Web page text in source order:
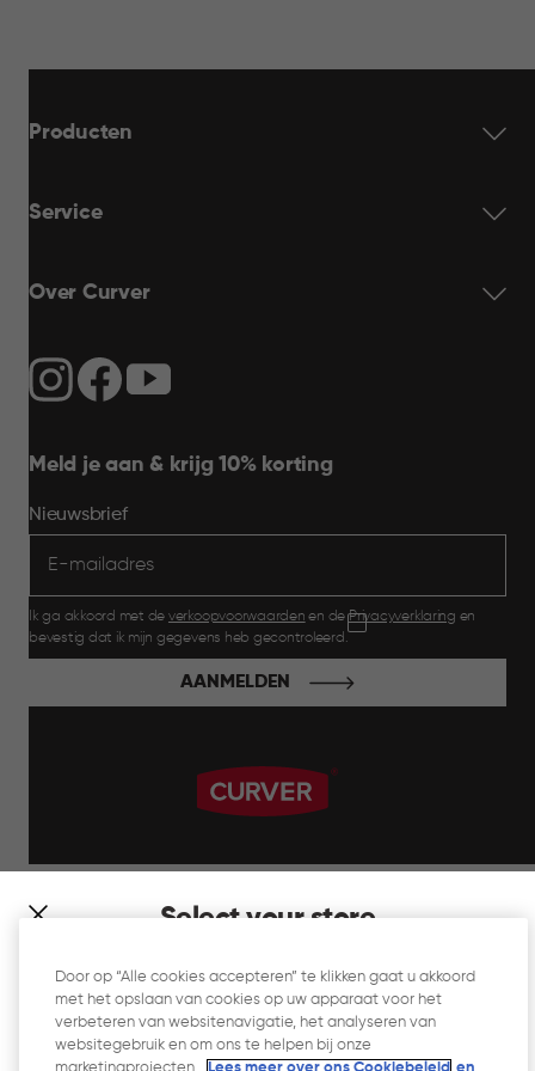
Select your store
which store would you like to shop?
Producten
Service
Over Curver
Meld je aan & krijg 10% korting
Nieuwsbrief
Ik ga akkoord met de verkoopvoorwaarden en dePrivacyverklaring en
bevestig dat ik mijn gegevens heb gecontroleerd.
AANMELDEN
Website Gebruiksvoorwaarden
Privacyverklaring
Door op “Alle cookies accepteren” te klikken gaat u akkoord
met het opslaan van cookies op uw apparaat voor het
verbeteren van websitenavigatie, het analyseren van
websitegebruik en om ons te helpen bij onze